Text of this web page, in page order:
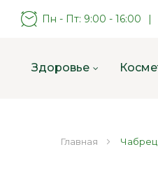
Пн - Пт: 9:00 - 16:00 |
Здоровье
Главная Чабрец